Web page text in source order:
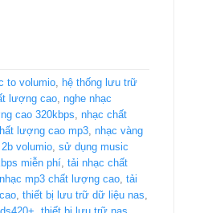
to volumio
hệ thống lưu trữ
lượng cao nghe nhạc
cao 320kbps nhạc chất
lượng cao mp3 nhạc vàng
volumio sử dụng music
miễn phí tải nhạc chất
mp3 chất lượng cao tải
thiết bị lưu trữ dữ liệu nas